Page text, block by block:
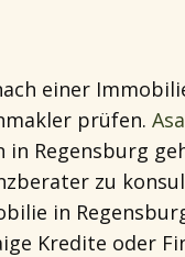
einer
prüfen.
in Regensburg
zu
in
Kredite oder